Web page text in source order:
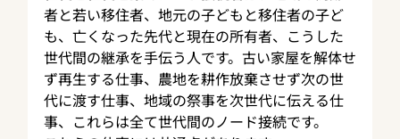
者と若い移住者、地元の子どもと移住者の子ど
も、亡くなった先代と現在の所有者、こうした
世代間の継承を手伝う人です。古い家屋を解体せ
ず再生する仕事、農地を耕作放棄させず次の世
代に渡す仕事、地域の祭事を次世代に伝える仕
事、これらは全て世代間のノード接続です。